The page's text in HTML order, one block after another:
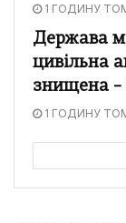
1 ГОДИНУ
Держава
цивільна
знищена
1 ГОДИНУ